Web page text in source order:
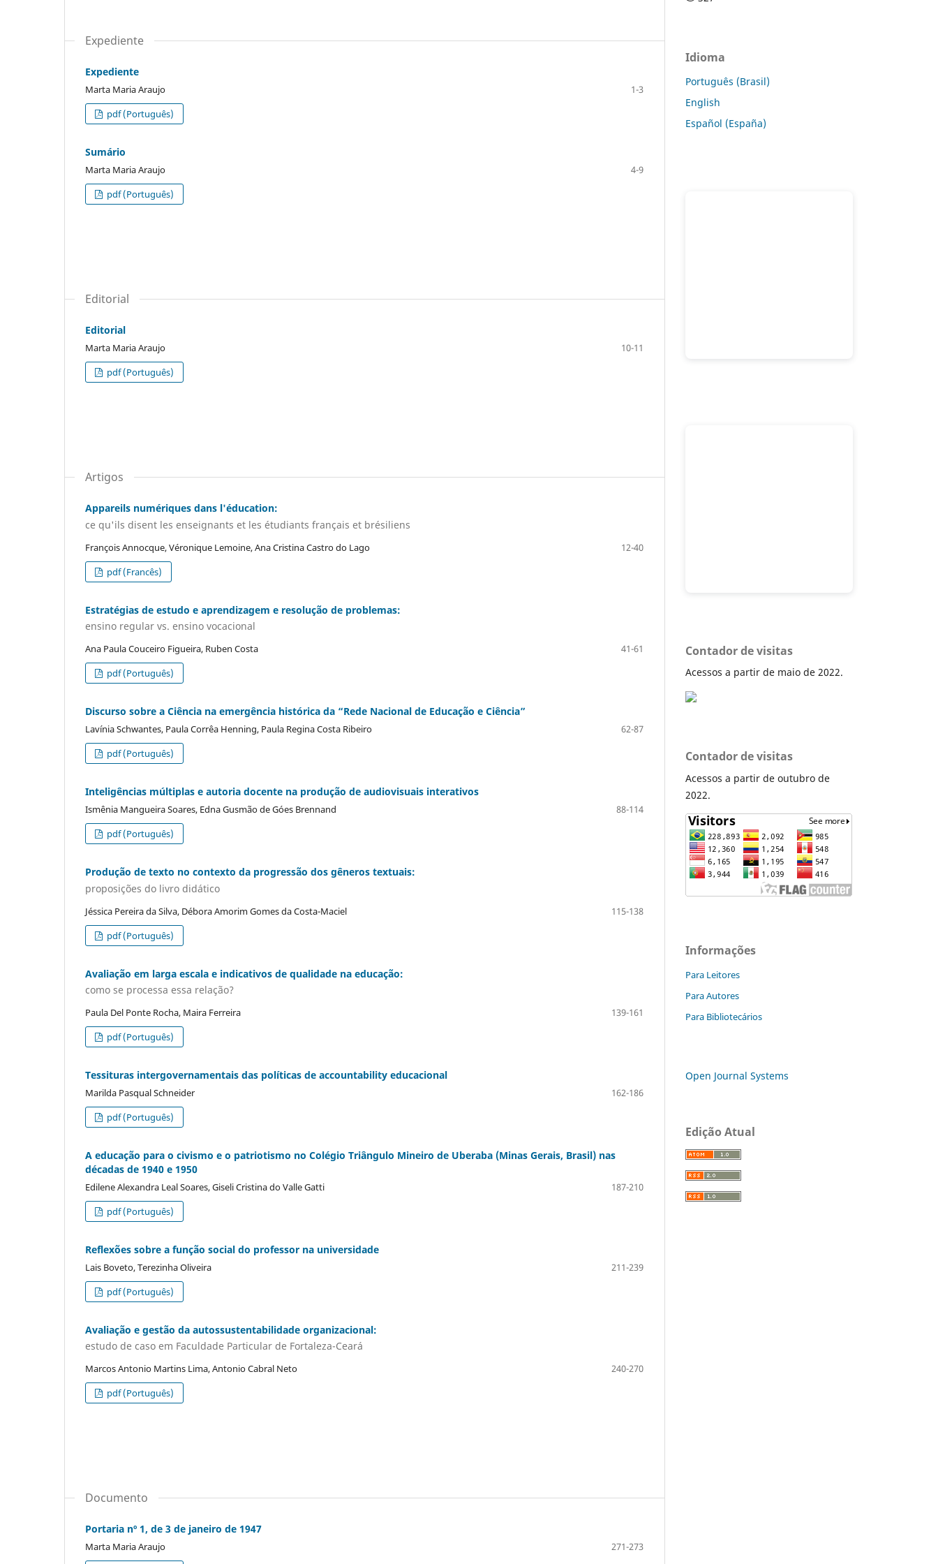
Expediente
Expediente
Marta Maria Araujo
1-3
pdf (Português)
Sumário
Marta Maria Araujo
4-9
pdf (Português)
Editorial
Editorial
Marta Maria Araujo
10-11
pdf (Português)
Artigos
Appareils numériques dans l'éducation:
ce qu'ils disent les enseignants et les étudiants français et brésiliens
François Annocque, Véronique Lemoine, Ana Cristina Castro do Lago
12-40
pdf (Francês)
Estratégias de estudo e aprendizagem e resolução de problemas:
ensino regular vs. ensino vocacional
Ana Paula Couceiro Figueira, Ruben Costa
41-61
pdf (Português)
Discurso sobre a Ciência na emergência histórica da “Rede Nacional de Educação e Ciência”
Lavínia Schwantes, Paula Corrêa Henning, Paula Regina Costa Ribeiro
62-87
pdf (Português)
Inteligências múltiplas e autoria docente na produção de audiovisuais interativos
Ismênia Mangueira Soares, Edna Gusmão de Góes Brennand
88-114
pdf (Português)
Produção de texto no contexto da progressão dos gêneros textuais:
proposições do livro didático
Jéssica Pereira da Silva, Débora Amorim Gomes da Costa-Maciel
115-138
pdf (Português)
Avaliação em larga escala e indicativos de qualidade na educação:
como se processa essa relação?
Paula Del Ponte Rocha, Maira Ferreira
139-161
pdf (Português)
Tessituras intergovernamentais das políticas de accountability educacional
Marilda Pasqual Schneider
162-186
pdf (Português)
A educação para o civismo e o patriotismo no Colégio Triângulo Mineiro de Uberaba (Minas Gerais, Brasil) nas
décadas de 1940 e 1950
Edilene Alexandra Leal Soares, Giseli Cristina do Valle Gatti
187-210
pdf (Português)
Reflexões sobre a função social do professor na universidade
Lais Boveto, Terezinha Oliveira
211-239
pdf (Português)
Avaliação e gestão da autossustentabilidade organizacional:
estudo de caso em Faculdade Particular de Fortaleza-Ceará
Marcos Antonio Martins Lima, Antonio Cabral Neto
240-270
pdf (Português)
Documento
Portaria nº 1, de 3 de janeiro de 1947
Marta Maria Araujo 271-273
Idioma
Português (Brasil)
English
Español (España)
Contador de visitas
Acessos a partir de maio de 2022.
Contador de visitas
Acessos a partir de outubro de
2022.
Informações
Para Leitores
Para Autores
Para Bibliotecários
Open Journal Systems
Edição Atual